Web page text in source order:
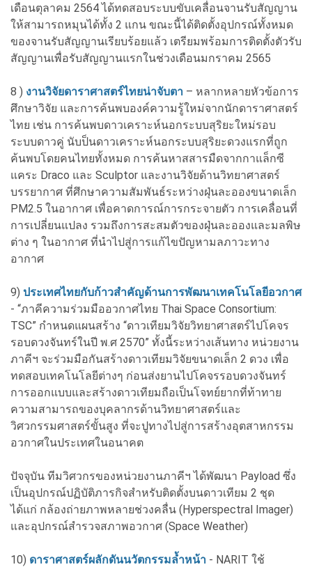
เดือนตุลาคม 2564 ได้ทดสอบระบบขับเคลื่อนจานรับสัญญาน
ให้สามารถหมุนได้ทั้ง 2 แกน ขณะนี้ได้ติดตั้งอุปกรณ์ทั้งหมด
ของจานรับสัญญานเรียบร้อยแล้ว เตรียมพร้อมการติดตั้งตัวรับ
สัญญานเพื่อรับสัญญานแรกในช่วงเดือนมกราคม 2565
8 ) งานวิจัยดาราศาสตร์ไทยน่าจับตา – หลากหลายหัวข้อการ
ศึกษาวิจัย และการค้นพบองค์ความรู้ใหม่จากนักดาราศาสตร์
ไทย เช่น การค้นพบดาวเคราะห์นอกระบบสุริยะใหม่รอบ
ระบบดาวคู่ นับป็นดาวเคราะห์นอกระบบสุริยะดวงแรกที่ถูก
ค้นพบโดยคนไทยทั้งหมด การค้นหาสสารมืดจากกาแล็กซี
แคระ Draco และ Sculptor และงานวิจัยด้านวิทยาศาสตร์
บรรยากาศ ที่ศึกษาความสัมพันธ์ระหว่างฝุ่นละอองขนาดเล็ก
PM2.5 ในอากาศ เพื่อคาดการณ์การกระจายตัว การเคลื่อนที่
การเปลี่ยนแปลง รวมถึงการสะสมตัวของฝุ่นละอองและมลพิษ
ต่าง ๆ ในอากาศ ที่นำไปสู่การแก้ไขปัญหามลภาวะทาง
อากาศ
9) ประเทศไทยกับก้าวสำคัญด้านการพัฒนาเทคโนโลยีอวกาศ
- “ภาคีความร่วมมืออวกาศไทย Thai Space Consortium:
TSC” กำหนดแผนสร้าง “ดาวเทียมวิจัยวิทยาศาสตร์ไปโคจร
รอบดวงจันทร์ในปี พ.ศ 2570” ทั้งนี้ระหว่างเส้นทาง หน่วยงาน
ภาคีฯ จะร่วมมือกันสร้างดาวเทียมวิจัยขนาดเล็ก 2 ดวง เพื่อ
ทดสอบเทคโนโลยีต่างๆ ก่อนส่งยานไปโคจรรอบดวงจันทร์
การออกแบบและสร้างดาวเทียมถือเป็นโจทย์ยากที่ท้าทาย
ความสามารถของบุคลากรด้านวิทยาศาสตร์และ
วิศวกรรมศาสตร์ขั้นสูง ที่จะปูทางไปสู่การสร้างอุตสาหกรรม
อวกาศในประเทศในอนาคต
ปัจจุบัน ทีมวิศวกรของหน่วยงานภาคีฯ ได้พัฒนา Payload ซึ่ง
เป็นอุปกรณ์ปฏิบัติภารกิจสำหรับติดตั้งบนดาวเทียม 2 ชุด
ได้แก่ กล้องถ่ายภาพหลายช่วงคลื่น (Hyperspectral Imager)
และอุปกรณ์สำรวจสภาพอวกาศ (Space Weather)
10) ดาราศาสตร์ผลักดันนวัตกรรมล้ำหน้า - NARIT ใช้